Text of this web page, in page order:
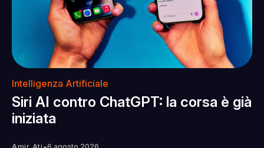
Intelligenza Artificiale
Siri AI contro ChatGPT: la corsa è già
iniziata